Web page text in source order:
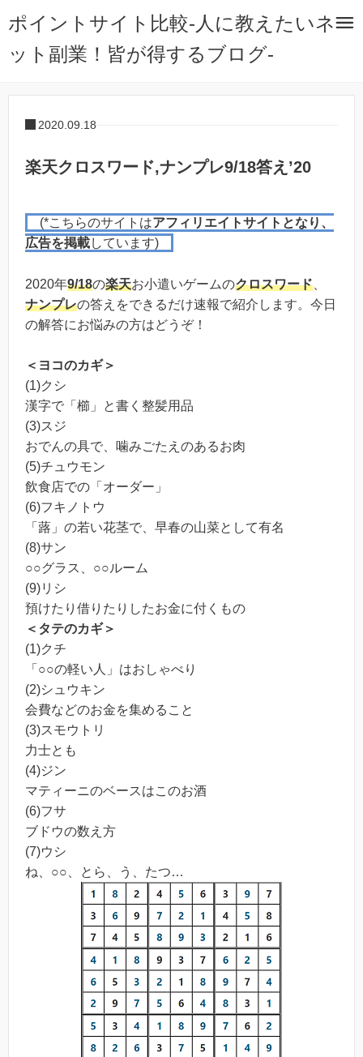
ポイントサイト比較-人に教えたいネ
ット副業！皆が得するブログ-
2020.09.18
楽天クロスワード,ナンプレ9/18答え’20
(*こちらのサイトはアフィリエイトサイトとなり、
広告を掲載しています)
2020年9/18の楽天お小遣いゲームのクロスワード
ナンプレの答えをできるだけ速報で紹介します。今日
の解答にお悩みの方はどうぞ！
＜ヨコのカギ＞
(1)クシ
漢字で「櫛」と書く整髪用品
(3)スジ
おでんの具で、噛みごたえのあるお肉
(5)チュウモン
飲食店での「オーダー」
(6)フキノトウ
「蕗」の若い花茎で、早春の山菜として有名
(8)サン
○○グラス、○○ルーム
(9)リシ
預けたり借りたりしたお金に付くもの
＜タテのカギ＞
(1)クチ
「○○の軽い人」はおしゃべり
(2)シュウキン
会費などのお金を集めること
(3)スモウトリ
力士とも
(4)ジン
マティーニのベースはこのお酒
(6)フサ
ブドウの数え方
(7)ウシ
ね、○○、とら、う、たつ…